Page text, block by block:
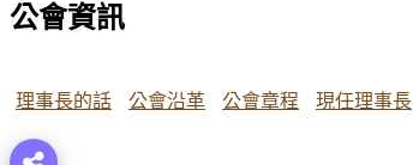
公會資訊
理事長的話 公會沿革 公會章程 現任理事長